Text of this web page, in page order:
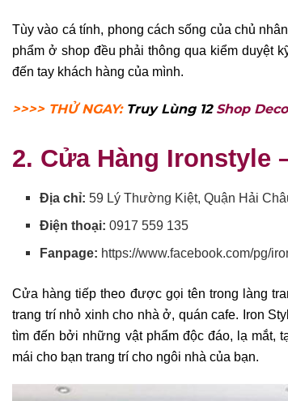
Tùy vào cá tính, phong cách sống của chủ
phẩm ở shop đều phải thông qua kiểm duyệt
đến tay khách hàng của mình.
>>>> THỬ NGAY: Truy Lùng 12 Shop
2. Cửa Hàng Ironstyle
Địa chỉ:59 Lý Thường Kiệt, Quận Hải
Điện thoại:0917 559 135
Fanpage: https://www.facebook.com/pg/
Cửa hàng tiếp theo được gọi tên trong làng
trang trí nhỏ xinh cho nhà ở, quán cafe. Iron
tìm đến bởi những vật phẩm độc đáo, lạ mắt,
mái cho bạn trang trí cho ngôi nhà của bạn.